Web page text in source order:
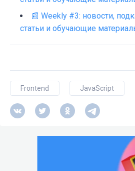
📰 Weekly #3: новости,
статьи и обучающие
Frontend JavaScript